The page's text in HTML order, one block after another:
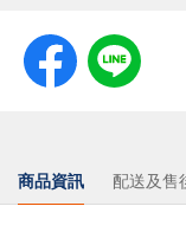
商品資訊 配送及售